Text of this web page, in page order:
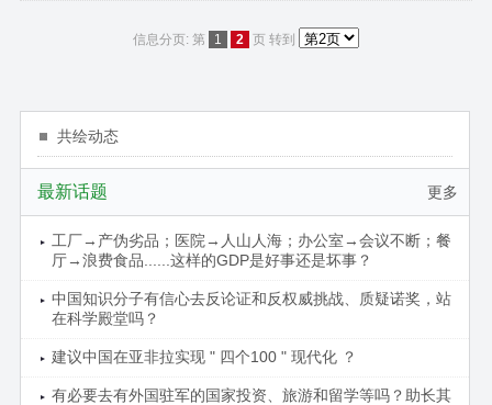
信息分页: 第 1 2 页 转到
共绘动态
更多
最新话题
工厂→产伪劣品；医院→人山人海；办公室→会议不断；餐
厅→浪费食品......这样的GDP是好事还是坏事？
中国知识分子有信心去反论证和反权威挑战、质疑诺奖，站
在科学殿堂吗？
建议中国在亚非拉实现 " 四个100 " 现代化 ？
有必要去有外国驻军的国家投资、旅游和留学等吗？助长其